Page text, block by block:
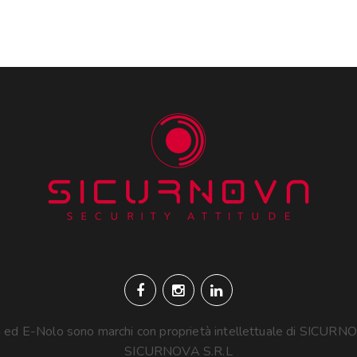
ed E-Nolo sono marchi con proprietà intellettuale di
SICURNOVA S.R.L